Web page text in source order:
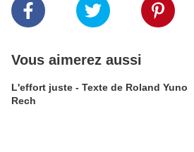
Vous aimerez aussi
L'effort juste - Texte de Roland Yuno
Rech